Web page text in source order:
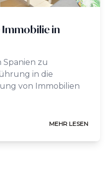
Immobilie in
Spanien zu
in die
von Immobilien
MEHR LESEN